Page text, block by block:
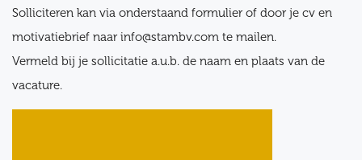
Solliciteren kan via onderstaand formulier of door je cv en
motivatiebrief naar info@stambv.com te mailen.
Vermeld bij je sollicitatie a.u.b. de naam en plaats van de
vacature.